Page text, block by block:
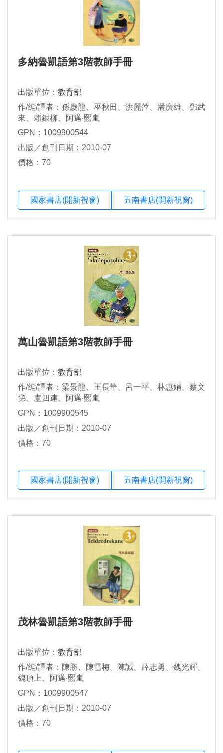
多納魯凱語第3階教師手冊
出版單位： 教育部
作/編/譯者：孫慶龍、巫秋田、洪麗萍、潘廣雄、鄧武
來、賴銀柳、阿邁‧熙嵐
GPN：1009900544
出版／創刊日期：2010-07
價格：70
國家書店(開新視窗) 五南書店(開新視窗)
萬山魯凱語第3階教師手冊
出版單位： 教育部
作/編/譯者：梁景龍、王長華、呂一平、林惠娟、蔡文
悌、盧四連、阿邁‧熙嵐
GPN：1009900545
出版／創刊日期：2010-07
價格：70
國家書店(開新視窗) 五南書店(開新視窗)
茂林魯凱語第3階教師手冊
出版單位： 教育部
作/編/譯者：陳勝、陳雪梅、陳誠、薛志勇、魏光輝、
魏頂上、阿邁‧熙嵐
GPN：1009900547
出版／創刊日期：2010-07
價格：70